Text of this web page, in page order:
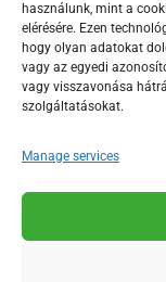
használunk, mint a
elérésére. Ezen
hogy olyan adatokat
vagy az egyedi
vagy visszavonása
szolgáltatásokat.
Manage services
F
a
c
e
o
o
-
Y
o
u
t
b
e
s
i
Az Érd Média
Médiatanács a